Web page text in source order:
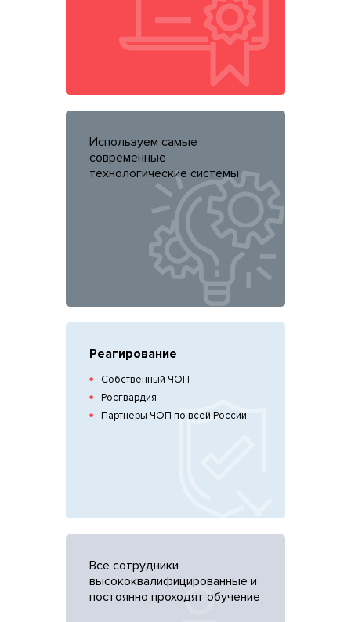
Используем самые
современные
технологические системы
Реагирование
Собственный ЧОП
Росгвардия
Партнеры ЧОП по всей России
Все сотрудники
высококвалифицированные и
постоянно проходят обучение